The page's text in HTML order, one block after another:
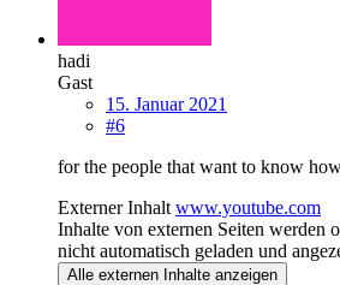
hadi
Gast
15. Januar 2021
#6
for the people that want to know
Externer Inhalt www.youtube.com
Inhalte von externen Seiten werden
nicht automatisch geladen und
Alle externen Inhalte anzeigen